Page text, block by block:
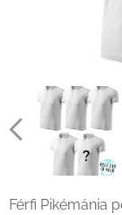
Férfi Pikémánia